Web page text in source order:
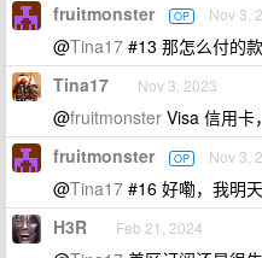
fruitmonster OP Nov 3,
@Tina17 #13 那怎么付的
Tina17 Nov 3, 2023
@fruitmonster Visa 信用卡
fruitmonster OP Nov 3,
@Tina17 #16 好嘞，我明
H3R Feb 21, 2024